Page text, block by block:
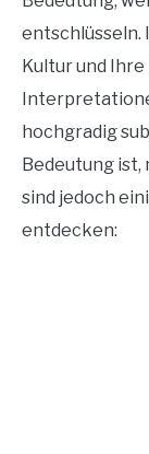
entschlüsseln.
Kultur und
hochgradig
Bedeutung ist,
sind jedoch
entdecken: